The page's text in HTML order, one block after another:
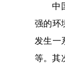
中国
强的环
发生一
等。其